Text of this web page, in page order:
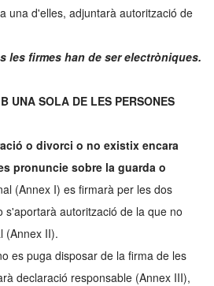
una d'elles, adjuntarà autorització de
les firmes han de ser electròniques.
UNA SOLA DE LES PERSONES
o divorci o no existix encara
pronuncie sobre la guarda o
(Annex I) es firmarà per les dos
s'aportarà autorització de la que no
(Annex II).
es puga disposar de la firma de les
declaració responsable (Annex III),